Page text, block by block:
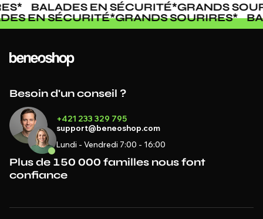
* BALADES EN SÉCURITÉ*GRANDS
EN SÉCURITÉ*GRANDS SOURIRES*
Besoin d'un conseil ?
+421 233 329 795
support@beneoshop.com
Lundi - Vendredi 7:00 - 16:00
Plus de 150 000 familles nous font
confiance